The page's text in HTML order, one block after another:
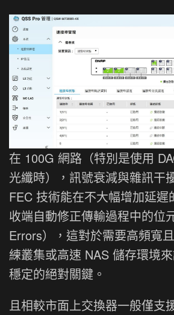
在 100G 網路（特別是使用
光纖時），訊號衰減與雜訊干
FEC 技術能在不大幅增加延遲
收端自動修正傳輸過程中的位
Errors），這對於需要高頻寬
練叢集或高速 NAS 儲存環境
穩定的絕對關鍵。
且相較市面上交換器一般僅支